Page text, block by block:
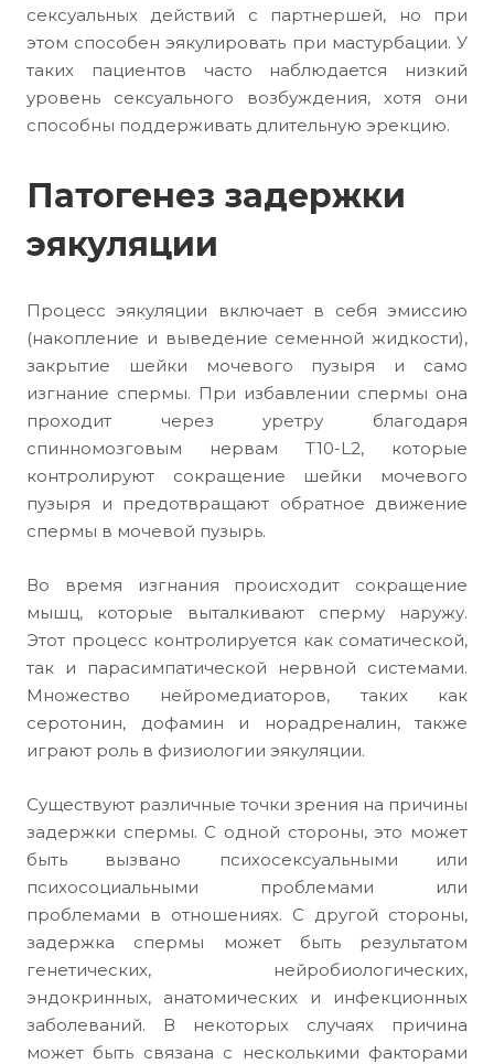
сексуальных действий с партнершей, но при
этом способен эякулировать при мастурбации. У
таких пациентов часто наблюдается низкий
уровень сексуального возбуждения, хотя они
способны поддерживать длительную эрекцию.
Патогенез задержки
эякуляции
Процесс эякуляции включает в себя эмиссию
(накопление и выведение семенной жидкости),
закрытие шейки мочевого пузыря и само
изгнание спермы. При избавлении спермы она
проходит через уретру благодаря
спинномозговым нервам T10-L2, которые
контролируют сокращение шейки мочевого
пузыря и предотвращают обратное движение
спермы в мочевой пузырь.
Во время изгнания происходит сокращение
мышц, которые выталкивают сперму наружу.
Этот процесс контролируется как соматической,
так и парасимпатической нервной системами.
Множество нейромедиаторов, таких как
серотонин, дофамин и норадреналин, также
играют роль в физиологии эякуляции.
Существуют различные точки зрения на причины
задержки спермы. С одной стороны, это может
быть вызвано психосексуальными или
психосоциальными проблемами или
проблемами в отношениях. С другой стороны,
задержка спермы может быть результатом
генетических, нейробиологических,
эндокринных, анатомических и инфекционных
заболеваний. В некоторых случаях причина
может быть связана с несколькими факторами